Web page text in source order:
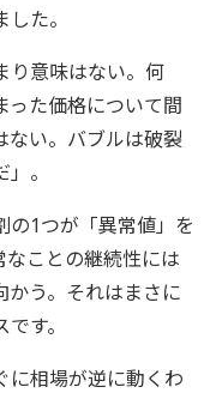
た。
り意味はない。何
った価格について間
ない。バブルは破裂
。
の1つが「異常値」を
ことの継続性には
かう。それはまさに
す。
に相場が逆に動くわ